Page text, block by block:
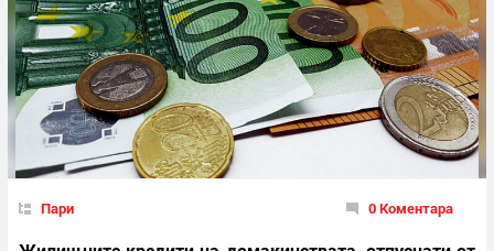
Пари 0 Коментара